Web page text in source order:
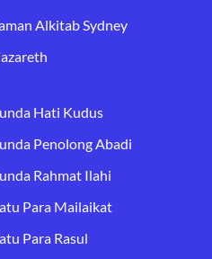
Alkitab Sydney
Hati Kudus
Penolong Abadi
Rahmat Ilahi
Para Mailaikat
Para Rasul